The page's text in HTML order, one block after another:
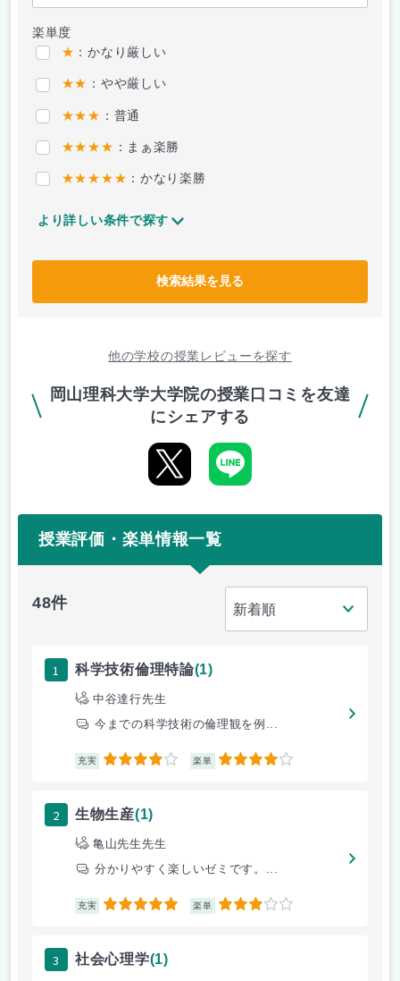
楽単度
★ ：かなり厳しい
★★ ：やや厳しい
★★★ ：普通
★★★★ ：まぁ楽勝
★★★★★ ：かなり楽勝
より詳しい条件で探す
検索結果を見る
他の学校の授業レビューを探す
岡山理科大学大学院の授業口コミを友達
にシェアする
授業評価・楽単情報一覧
48件
1 科学技術倫理特論(1)
中谷達行先生
今までの科学技術の倫理観を例...
充実 4 楽単 4
2 生物生産(1)
亀山先生先生
分かりやすく楽しいゼミです。...
充実 5 楽単 3
3 社会心理学(1)